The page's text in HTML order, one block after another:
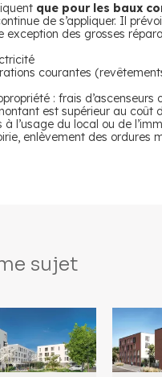
que pour les baux
de s’appliquer. Il
exception des grosses
courantes
: frais d’ascenseurs
est supérieur au coût
l’usage du local ou de
enlèvement des ordures
sujet